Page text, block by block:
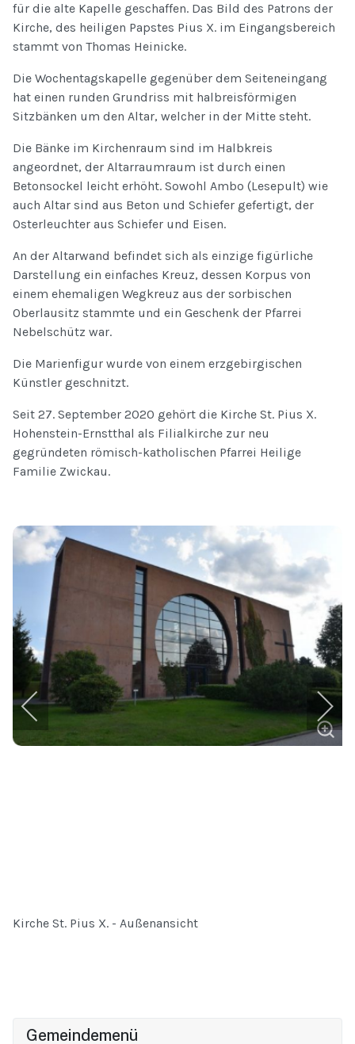
für die alte Kapelle geschaffen. Das Bild des Patrons der
Kirche, des heiligen Papstes Pius X. im Eingangsbereich
stammt von Thomas Heinicke.
Die Wochentagskapelle gegenüber dem Seiteneingang
hat einen runden Grundriss mit halbreisförmigen
Sitzbänken um den Altar, welcher in der Mitte steht.
Die Bänke im Kirchenraum sind im Halbkreis
angeordnet, der Altarraumraum ist durch einen
Betonsockel leicht erhöht. Sowohl Ambo (Lesepult) wie
auch Altar sind aus Beton und Schiefer gefertigt, der
Osterleuchter aus Schiefer und Eisen.
An der Altarwand befindet sich als einzige figürliche
Darstellung ein einfaches Kreuz, dessen Korpus von
einem ehemaligen Wegkreuz aus der sorbischen
Oberlausitz stammte und ein Geschenk der Pfarrei
Nebelschütz war.
Die Marienfigur wurde von einem erzgebirgischen
Künstler geschnitzt.
Seit 27. September 2020 gehört die Kirche St. Pius X.
Hohenstein-Ernstthal als Filialkirche zur neu
gegründeten römisch-katholischen Pfarrei Heilige
Familie Zwickau.
Kirche St. Pius X. - Außenansicht
Gemeindemenü